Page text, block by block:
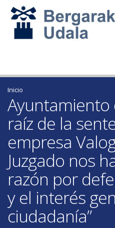
Inicio
Ayuntamiento
raíz de la
empresa
Juzgado nos
razón por
y el interés
ciudadanía”